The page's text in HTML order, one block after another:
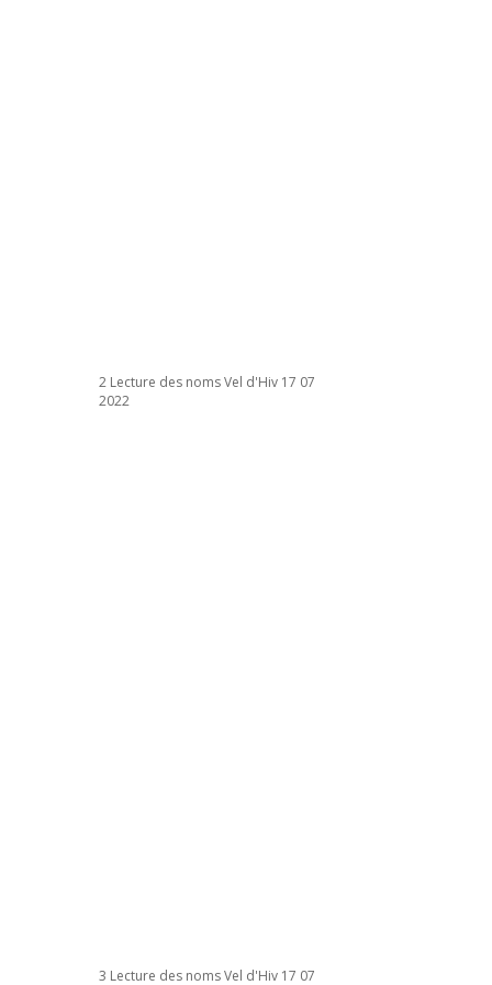
2 Lecture des noms Vel d'Hiv 17 07
2022
3 Lecture des noms Vel d'Hiv 17 07